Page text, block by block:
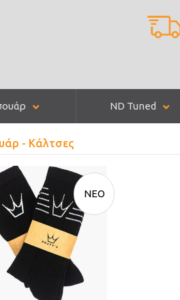
ND Tuned
- Κάλτσες
ΝΕΟ